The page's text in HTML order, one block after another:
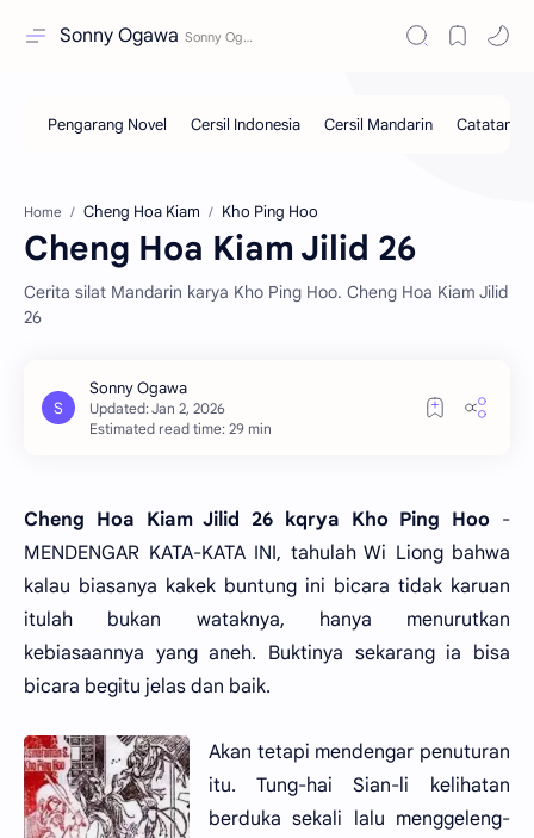
Sonny Ogawa
Home Cheng Hoa Kiam Kho Ping Hoo
Cheng Hoa Kiam Jilid 26
Cerita silat Mandarin karya Kho Ping Hoo. Cheng Hoa Kiam Jilid
26
Estimated read time: 29 min
Cheng Hoa Kiam Jilid 26 kqrya Kho Ping Hoo -
MENDENGAR KATA-KATA INI, tahulah Wi Liong bahwa
kalau biasanya kakek buntung ini bicara tidak karuan
itulah bukan wataknya, hanya menurutkan
kebiasaannya yang aneh. Buktinya sekarang ia bisa
bicara begitu jelas dan baik.
Akan tetapi mendengar penuturan
itu. Tung-hai Sian-li kelihatan
berduka sekali lalu menggeleng-